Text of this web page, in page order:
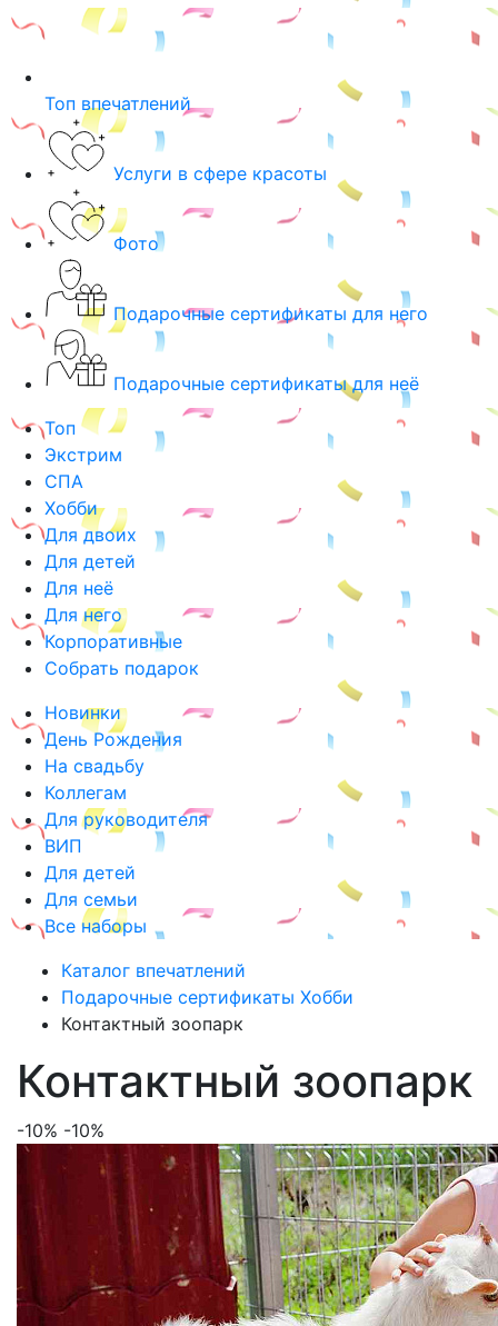
Топ впечатлений
Услуги в сфере красоты
Фото
Подарочные сертификаты для него
Подарочные сертификаты для неё
Топ
Экстрим
СПА
Хобби
Для двоих
Для детей
Для неё
Для него
Корпоративные
Собрать подарок
Новинки
День Рождения
На свадьбу
Коллегам
Для руководителя
ВИП
Для детей
Для семьи
Все наборы
Каталог впечатлений
Подарочные сертификаты Хобби
Контактный зоопарк
Контактный зоопарк
-10% -10%